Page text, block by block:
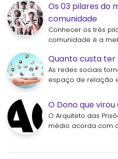
Os 03 pilares do
comunidade
Conhecer os três
comunidade é a
Quanto custa ter
As redes sociais
espaço de relação
O Dono que
O Arquiteto das
médio acorda com